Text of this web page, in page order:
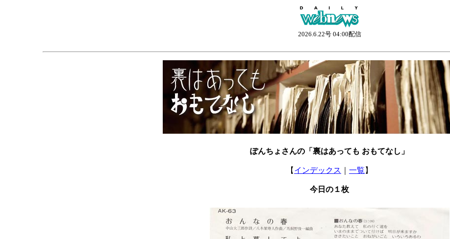
2026.6.22号 04:00配信
ぽんちょさんの「裏はあっても おもてなし」
【 インデックス 一覧 】
今日の１枚